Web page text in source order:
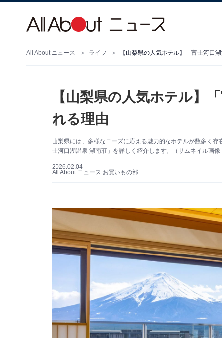
All About ニュース ライフ 【山梨県の人気ホテル】「富士河口
【山梨県の人気ホテル】
れる理由
山梨県には、多様なニーズに応える魅力的なホテルが数多く
士河口湖温泉 湖南荘」を詳しく紹介します。（サムネイル画
2026.02.04
All About ニュース お買いもの部